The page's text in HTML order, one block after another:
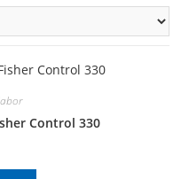
Control 330